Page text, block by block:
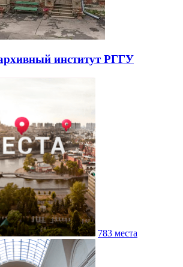
институт РГГУ
783 места